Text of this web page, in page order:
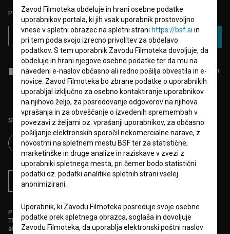
PRIJAVITE SE NA BSF NOVIČNIK:
PRIJAVA
Sprejemamsplošne pogojein dajemsoglasjeza zbiranje, hrambo in
obdelavo osebnih podatkov.
Sledite nam na:
RSS novice RSS dogodki
Podprite nas z donacijo na
TRR: SI56 6100 0001 5706 684,
ali s kreditno kartico:
Zavod Filmoteka obdeluje in hrani osebne podatke
uporabnikov portala, ki jih vsak uporabnik prostovoljno
vnese v spletni obrazec na spletni strani https://bsf.si in
pri tem poda svojo izrecno privolitev za obdelavo
podatkov. S tem uporabnik Zavodu Filmoteka dovoljuje, da
obdeluje in hrani njegove osebne podatke ter da mu na
navedeni e-naslov občasno ali redno pošilja obvestila in e-
novice. Zavod Filmoteka bo zbrane podatke o uporabnikih
uporabljal izključno za osebno kontaktiranje uporabnikov
na njihovo željo, za posredovanje odgovorov na njihova
vprašanja in za obveščanje o izvedenih spremembah v
povezavi z željami oz. vprašanji uporabnikov, za občasno
pošiljanje elektronskih sporočil nekomercialne narave, z
novostmi na spletnem mestu BSF ter za statistične,
marketinške in druge analize in raziskave v zvezi z
uporabniki spletnega mesta, pri čemer bodo statistični
podatki oz. podatki analitike spletnih strani vselej
anonimizirani.
Uporabnik, ki Zavodu Filmoteka posreduje svoje osebne
podatke prek spletnega obrazca, soglaša in dovoljuje
Zavodu Filmoteka, da uporablja elektronski poštni naslov